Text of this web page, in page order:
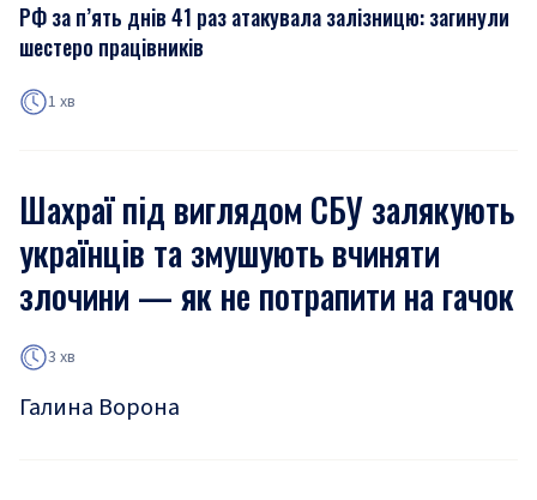
РФ за п’ять днів 41 раз атакувала залізницю: загинули
шестеро працівників
1 хв
Шахраї під виглядом СБУ залякують
українців та змушують вчиняти
злочини — як не потрапити на гачок
3 хв
Галина Ворона